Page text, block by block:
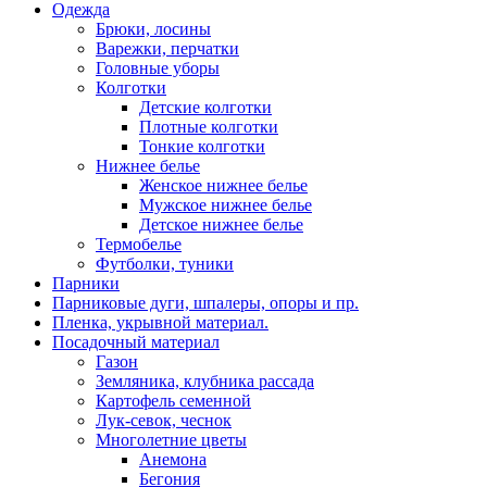
Одежда
Брюки, лосины
Варежки, перчатки
Головные уборы
Колготки
Детские колготки
Плотные колготки
Тонкие колготки
Нижнее белье
Женское нижнее белье
Мужское нижнее белье
Детское нижнее белье
Термобелье
Футболки, туники
Парники
Парниковые дуги, шпалеры, опоры и пр.
Пленка, укрывной материал.
Посадочный материал
Газон
Земляника, клубника рассада
Картофель семенной
Лук-севок, чеснок
Многолетние цветы
Анемона
Бегония